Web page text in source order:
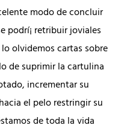
modo de concluir
podrí¡ retribuir joviales
olvidemos cartas sobre
de suprimir la cartulina
incrementar su
el pelo restringir su
de toda la vida